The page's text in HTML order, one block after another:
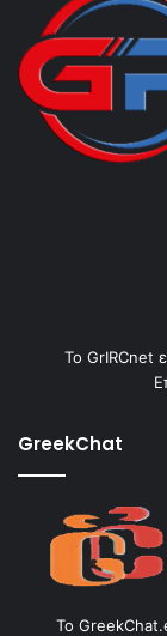
Το GrIRCnet
GreekChat
Το